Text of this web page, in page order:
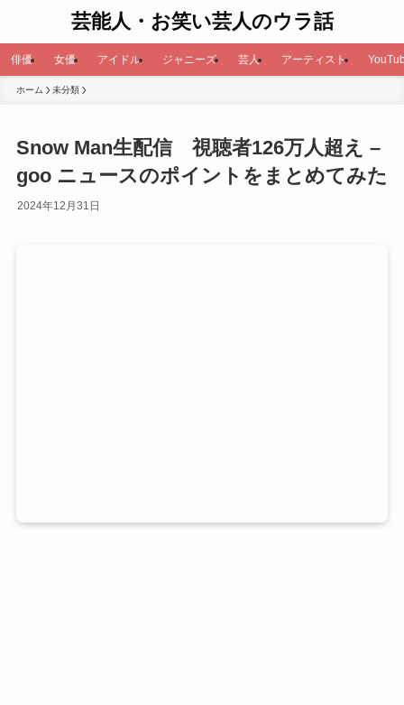
芸能人・お笑い芸人のウラ話
俳優 女優 アイドル ジャニーズ 芸人 アーティスト
ホーム 未分類
Snow Man生配信 視聴者126万人超え –
goo ニュースのポイントをまとめてみた
2024年12月31日